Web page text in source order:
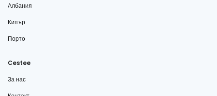
Албания
Кипър
Порто
Cestee
За нас